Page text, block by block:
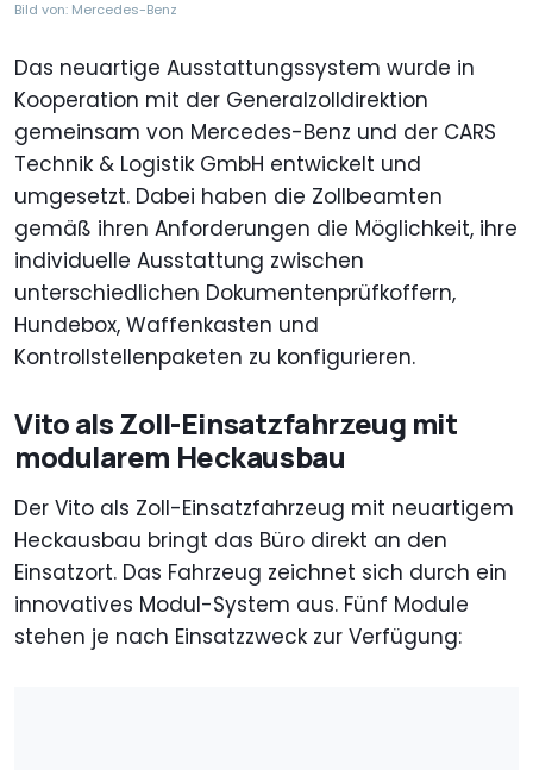
Bild von: Mercedes-Benz
Das neuartige Ausstattungssystem wurde in
Kooperation mit der Generalzolldirektion
gemeinsam von Mercedes-Benz und der CARS
Technik & Logistik GmbH entwickelt und
umgesetzt. Dabei haben die Zollbeamten
gemäß ihren Anforderungen die Möglichkeit, ihre
individuelle Ausstattung zwischen
unterschiedlichen Dokumentenprüfkoffern,
Hundebox, Waffenkasten und
Kontrollstellenpaketen zu konfigurieren.
Vito als Zoll-Einsatzfahrzeug mit
modularem Heckausbau
Der Vito als Zoll-Einsatzfahrzeug mit neuartigem
Heckausbau bringt das Büro direkt an den
Einsatzort. Das Fahrzeug zeichnet sich durch ein
innovatives Modul-System aus. Fünf Module
stehen je nach Einsatzzweck zur Verfügung: